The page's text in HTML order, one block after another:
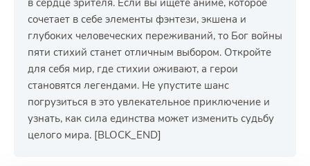
в сердце зрителя. Если вы ищете аниме, которое
сочетает в себе элементы фэнтези, экшена и
глубоких человеческих переживаний, то Бог войны
пяти стихий станет отличным выбором. Откройте
для себя мир, где стихии оживают, а герои
становятся легендами. Не упустите шанс
погрузиться в это увлекательное приключение и
узнать, как сила единства может изменить судьбу
целого мира. [BLOCK_END]